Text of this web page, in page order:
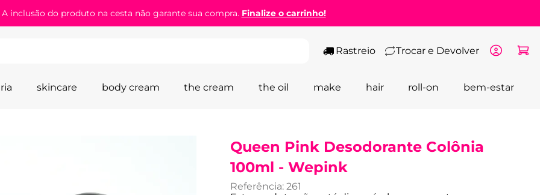
inclusão do produto na cesta não garante sua compra. Finalize o carrinho!
Rastreio Trocar e Devolver
skincare body cream the cream the oil make hair roll-on bem-estar
Queen Pink Desodorante Colônia
100ml - Wepink
Referência: 261